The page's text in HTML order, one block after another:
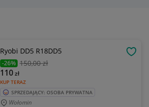
Ryobi DD5 R18DD5
-26% 150,00 zł
KUP TERAZ
110zł
SPRZEDAJĄCY: OSOBA PRYWATNA
Wołomin